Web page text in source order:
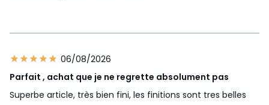
06/08/2026
Parfait , achat que je ne regrette absolument pas
Superbe article, très bien fini, les finitions sont tres belles